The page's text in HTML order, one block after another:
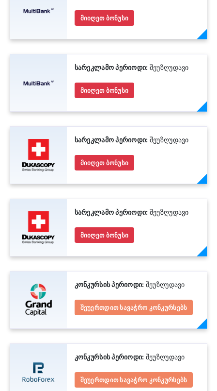
მიიღეთ ბონუსი
სარეკლამო პერიოდი: შეუზღუდავი
მიიღეთ ბონუსი
სარეკლამო პერიოდი: შეუზღუდავი
მიიღეთ ბონუსი
სარეკლამო პერიოდი: შეუზღუდავი
მიიღეთ ბონუსი
კონკურსის პერიოდი: შეუზღუდავი
შეუერთდით სავაჭრო კონკურსებს
კონკურსის პერიოდი: შეუზღუდავი
შეუერთდით სავაჭრო კონკურსებს